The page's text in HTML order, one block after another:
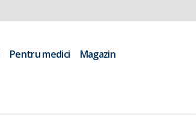
Pentru medici
Magazin